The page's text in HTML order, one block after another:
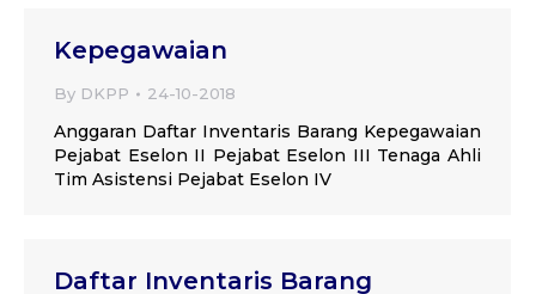
Kepegawaian
By DKPP 24-10-2018
Anggaran Daftar Inventaris Barang Kepegawaian
Pejabat Eselon II Pejabat Eselon III Tenaga Ahli
Tim Asistensi Pejabat Eselon IV
Daftar Inventaris Barang